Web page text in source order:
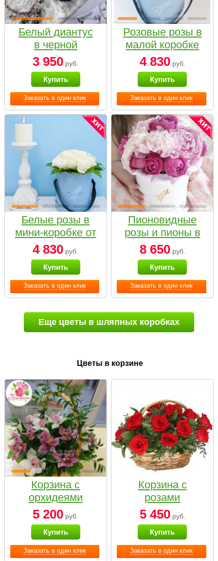
Заказать в один клик
Белый диантус
в черной
коробке Small
3 950 руб.
Купить
Заказать в один клик
Розовые розы в
малой коробке
4 830руб.
Купить
Заказать в один клик
Белые розы в
мини-коробке от
Bella Fiori
4 830 руб.
Купить
Заказать в один клик
Пионовидные
розы и пионы в
белой коробке
Small
8 650руб.
Купить
Еще цветы в шляпных коробках
Цветы в корзине
Заказать в один клик
Корзина с
орхидеями
малая
5 200 руб.
Купить
Заказать в один клик
Корзина с
розами
«Красный
Париж»
5 450руб.
Купить